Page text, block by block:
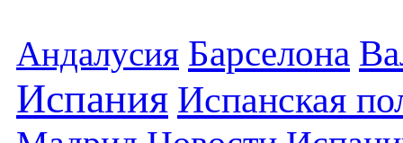
Андалусия Барселона
Испания Испанская